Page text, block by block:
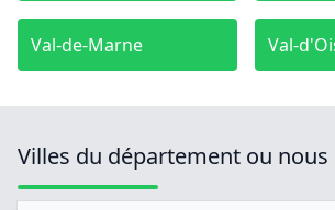
Val-de-Marne Val-
Villes du département ou